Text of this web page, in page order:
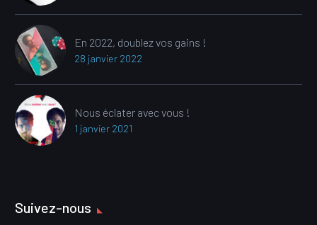
En 2022, doublez vos gains !
28 janvier 2022
Nous éclater avec vous !
1 janvier 2021
Suivez-nous